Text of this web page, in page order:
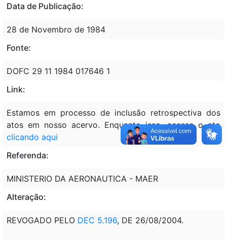
Data de Publicação:
28 de Novembro de 1984
Fonte:
DOFC 29 11 1984 017646 1
Link:
Estamos em processo de inclusão retrospectiva dos
atos em nosso acervo. Enquanto isso, acesse o ato
clicando aqui
Referenda:
MINISTERIO DA AERONAUTICA - MAER
Alteração:
REVOGADO PELO DEC 5.196, DE 26/08/2004.